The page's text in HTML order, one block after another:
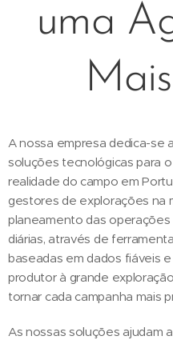
uma
A nossa empresa dedica-se
soluções tecnológicas para
realidade do campo em
gestores de explorações na
planeamento das
diárias, através de
baseadas em dados fiáveis
produtor à grande
tornar cada campanha mais
As nossas soluções ajudam